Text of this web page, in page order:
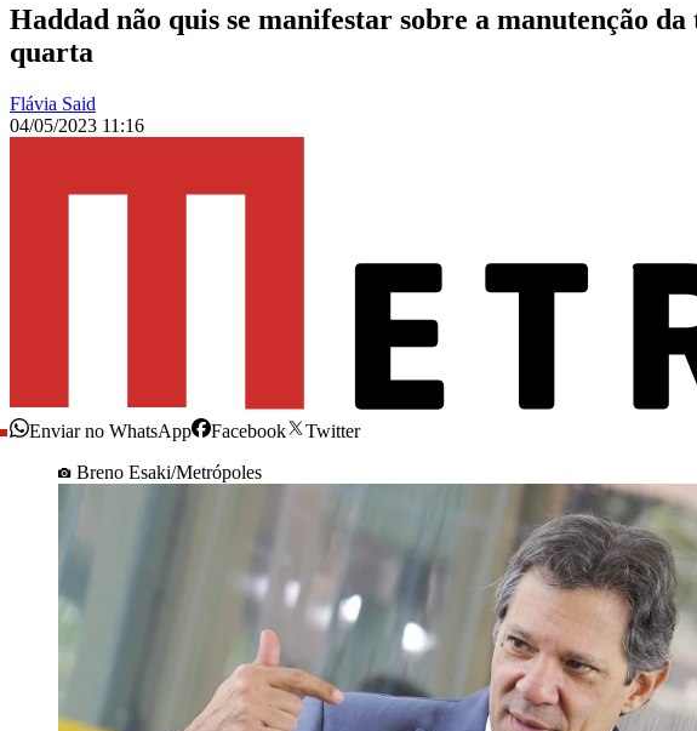
Haddad não quis se manifestar sobre a manutenção
quarta
Flávia Said
04/05/2023 11:16
Enviar no WhatsApp Facebook
Twitter
Breno Esaki/Metrópoles